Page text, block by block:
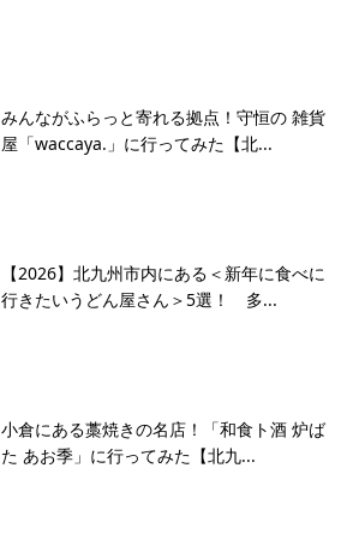
みんながふらっと寄れる拠点！守恒の 雑貨
屋「waccaya.」に行ってみた【北...
【2026】北九州市内にある＜新年に食べに
行きたいうどん屋さん＞5選！ 多...
小倉にある藁焼きの名店！「和食ト酒 炉ば
た あお季」に行ってみた【北九...